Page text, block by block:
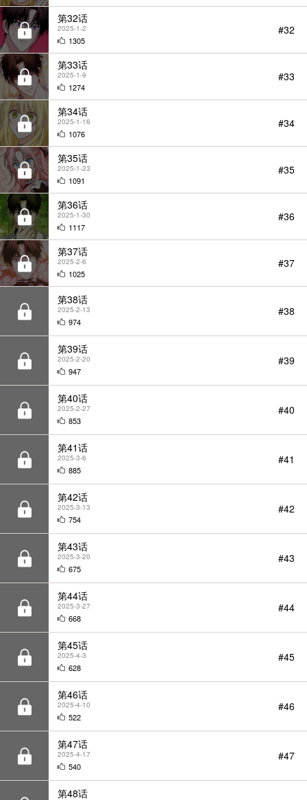
第32话
2025-1-2
1305
#32
第33话
2025-1-9
1274
#33
第34话
2025-1-16
1076
#34
第35话
2025-1-23
1091
#35
第36话
2025-1-30
1117
#36
第37话
2025-2-6
1025
#37
第38话
2025-2-13
974
#38
第39话
2025-2-20
947
#39
第40话
2025-2-27
853
第41话
2025-3-6
885
第42话
2025-3-13
754
第43话
2025-3-20
675
668
第45话
2025-4-3
628
#45
第46话
2025-4-10
522
#46
第47话
540
#47
第48话